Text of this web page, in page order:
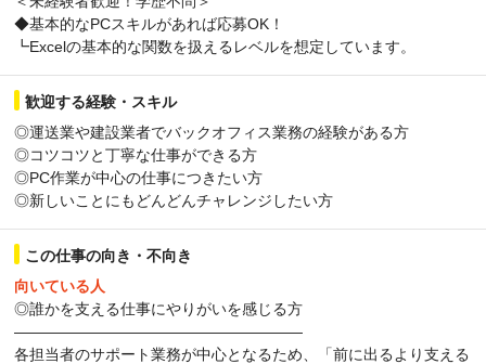
◆基本的なPCスキルがあれば応募OK！
┗Excelの基本的な関数を扱えるレベルを想定しています。
歓迎する経験・スキル
◎運送業や建設業者でバックオフィス業務の経験がある方
◎コツコツと丁寧な仕事ができる方
◎PC作業が中心の仕事につきたい方
◎新しいことにもどんどんチャレンジしたい方
この仕事の向き・不向き
向いている人
◎誰かを支える仕事にやりがいを感じる方
―――――――――――――――――――
各担当者のサポート業務が中心となるため、「前に出るより支える